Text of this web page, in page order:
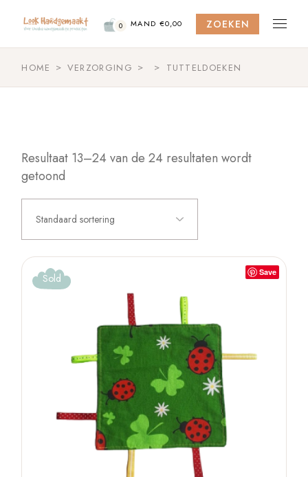
content
0 MAND €0,00 ZOEKEN
HOME VERZORGING TUTTELDOEKEN
Resultaat 13–24 van de 24 resultaten wordt
getoond
Standaard sortering
Save
Sold